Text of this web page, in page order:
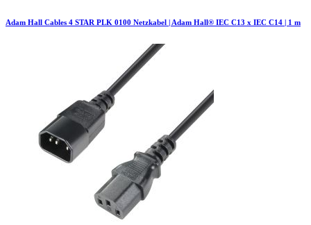
Adam Hall Cables 4 STAR PLK 0100 Netzkabel | Adam Hall® IEC C13 x IEC C14 | 1 m